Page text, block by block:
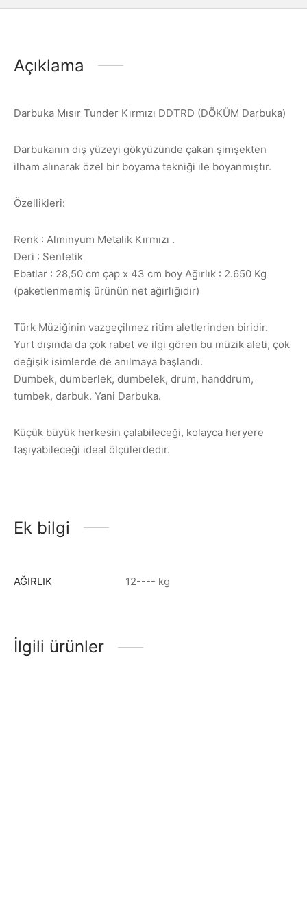
Açıklama
Darbuka Mısır Tunder Kırmızı DDTRD (DÖKÜM Darbuka)
Darbukanın dış yüzeyi gökyüzünde çakan şimşekten
ilham alınarak özel bir boyama tekniği ile boyanmıştır.
Özellikleri:
Renk : Alminyum Metalik Kırmızı .
Deri : Sentetik
Ebatlar : 28,50 cm çap x 43 cm boy Ağırlık : 2.650 Kg
(paketlenmemiş ürünün net ağırlığıdır)
Türk Müziğinin vazgeçilmez ritim aletlerinden biridir.
Yurt dışında da çok rabet ve ilgi gören bu müzik aleti, çok
değişik isimlerde de anılmaya başlandı.
Dumbek, dumberlek, dumbelek, drum, handdrum,
tumbek, darbuk. Yani Darbuka.
Küçük büyük herkesin çalabileceği, kolayca heryere
taşıyabileceği ideal ölçülerdedir.
Ek bilgi
AĞIRLIK 12---- kg
İlgili ürünler